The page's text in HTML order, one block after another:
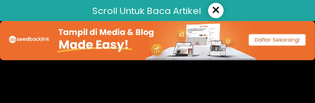
ke
konten
Scroll Untuk Baca Artikel ×